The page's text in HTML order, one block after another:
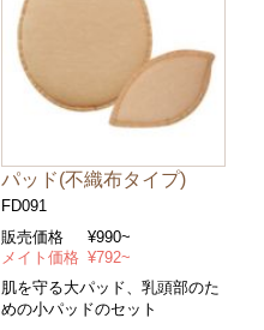
パッド(不織布タイプ)
FD091
販売価格
¥990~
メイト価格 ¥792~
肌を守る大パッド、乳頭部のた
めの小パッドのセット